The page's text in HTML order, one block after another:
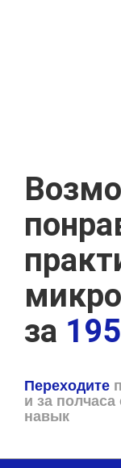
за
Переходите
и за
навык